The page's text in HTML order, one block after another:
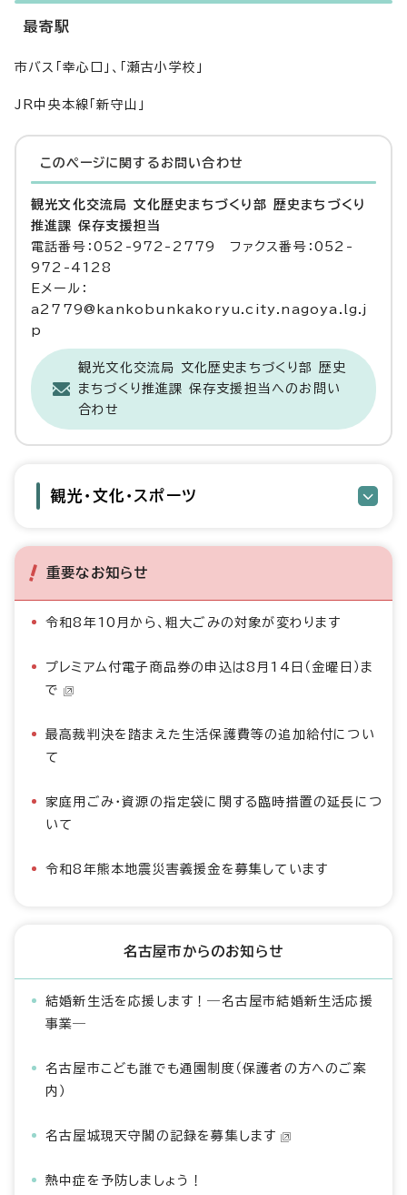
最寄駅
市バス「幸心口」、「瀬古小学校」
JR中央本線「新守山」
このページに関する お問い合わせ
観光文化交流局 文化歴史まちづくり部 歴史まちづくり
推進課 保存支援担当
電話番号：052-972-2779 ファクス番号：052-
972-4128
Eメール：
a2779@kankobunkakoryu.city.nagoya.lg.j
p
観光文化交流局 文化歴史まちづくり部 歴史
まちづくり推進課 保存支援担当へのお問い
合わせ
観光・文化・スポーツ
重要なお知らせ
令和8年10月から、粗大ごみの対象が変わります
プレミアム付電子商品券の申込は8月14日（金曜日）ま
で
最高裁判決を踏まえた生活保護費等の追加給付につい
て
家庭用ごみ・資源の指定袋に関する臨時措置の延長につ
いて
令和8年熊本地震災害義援金を募集しています
名古屋市からのお知らせ
結婚新生活を応援します！―名古屋市結婚新生活応援
事業―
名古屋市こども誰でも通園制度（保護者の方へのご案
内）
名古屋城現天守閣の記録を募集します
熱中症を予防しましょう！